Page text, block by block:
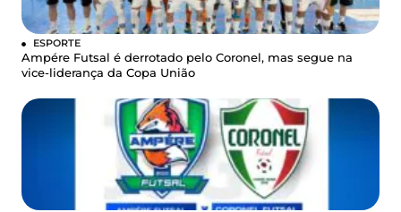
ESPORTE
Ampére Futsal é derrotado pelo Coronel, mas segue na
vice-liderança da Copa União